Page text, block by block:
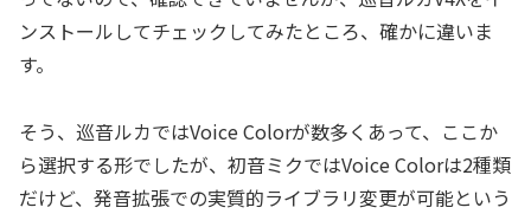
ンストールしてチェックしてみたところ、確かに違いま
す。
そう、巡音ルカではVoice Colorが数多くあって、ここか
ら選択する形でしたが、初音ミクではVoice Colorは2種類
だけど、発音拡張での実質的ライブラリ変更が可能という